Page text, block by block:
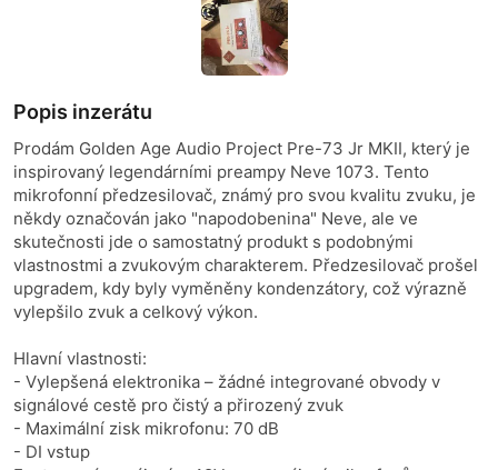
Popis inzerátu
Prodám Golden Age Audio Project Pre-73 Jr MKII, který je
inspirovaný legendárními preampy Neve 1073. Tento
mikrofonní předzesilovač, známý pro svou kvalitu zvuku, je
někdy označován jako "napodobenina" Neve, ale ve
skutečnosti jde o samostatný produkt s podobnými
vlastnostmi a zvukovým charakterem. Předzesilovač prošel
upgradem, kdy byly vyměněny kondenzátory, což výrazně
vylepšilo zvuk a celkový výkon.
Hlavní vlastnosti:
- Vylepšená elektronika – žádné integrované obvody v
signálové cestě pro čistý a přirozený zvuk
- Maximální zisk mikrofonu: 70 dB
- DI vstup